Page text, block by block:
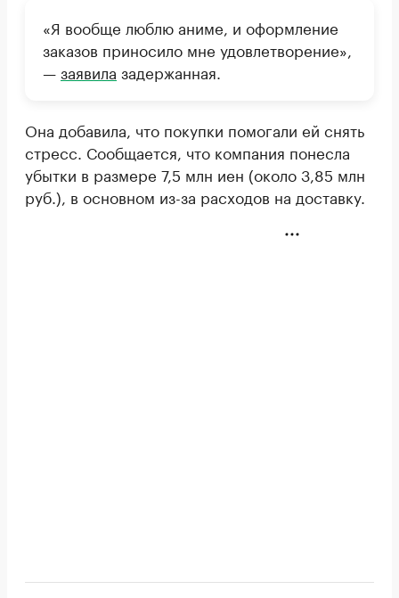
«Я вообще люблю аниме, и оформление
заказов приносило мне удовлетворение»,
—заявила задержанная.
Она добавила, что покупки помогали ей снять
стресс. Сообщается, что компания понесла
убытки в размере 7,5 млн иен (около 3,85 млн
руб.), в основном из-за расходов на доставку.